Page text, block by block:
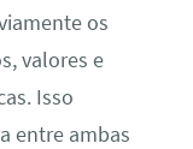
os
valores e
Isso
entre ambas